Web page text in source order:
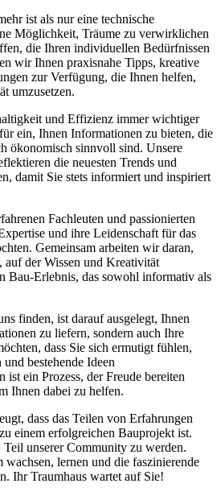
ist als nur eine technische
Möglichkeit, Träume zu verwirklichen
die Ihren individuellen Bedürfnissen
wir Ihnen praxisnahe Tipps, kreative
zur Verfügung, die Ihnen helfen,
umzusetzen.
und Effizienz immer wichtiger
ein, Ihnen Informationen zu bieten, die
ökonomisch sinnvoll sind. Unsere
die neuesten Trends und
damit Sie stets informiert und inspiriert
Fachleuten und passionierten
und ihre Leidenschaft für das
Gemeinsam arbeiten wir daran,
auf der Wissen und Kreativität
Bau-Erlebnis, das sowohl informativ als
finden, ist darauf ausgelegt, Ihnen
zu liefern, sondern auch Ihre
dass Sie sich ermutigt fühlen,
bestehende Ideen
ein Prozess, der Freude bereiten
Ihnen dabei zu helfen.
dass das Teilen von Erfahrungen
einem erfolgreichen Bauprojekt ist.
unserer Community zu werden.
wachsen, lernen und die faszinierende
Ihr Traumhaus wartet auf Sie!